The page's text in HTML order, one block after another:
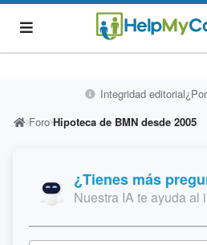
Integridad editorial
Foro Hipoteca de BMN desde 2005
¿Tienes más
Nuestra IA te ayuda al